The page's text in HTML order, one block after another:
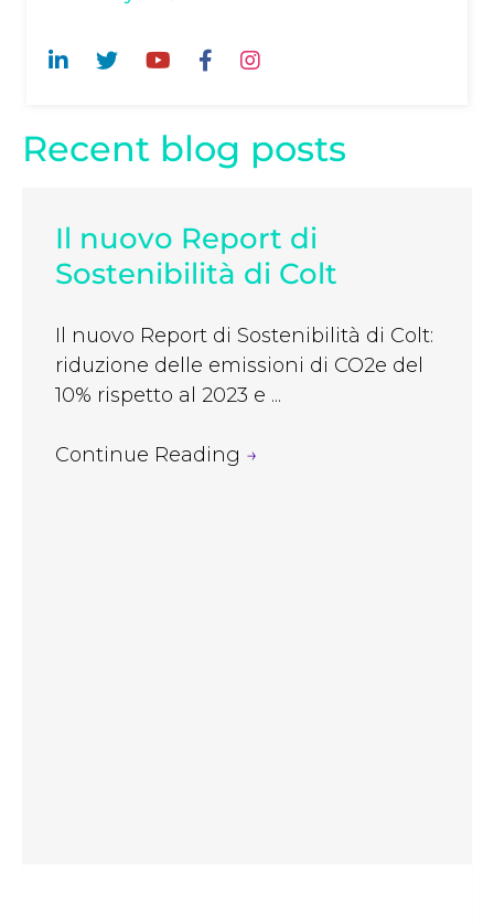
Recent blog posts
Il nuovo Report di
Sostenibilità di Colt
Il nuovo Report di Sostenibilità di Colt:
riduzione delle emissioni di CO2e del
10% rispetto al 2023 e ...
Continue Reading →